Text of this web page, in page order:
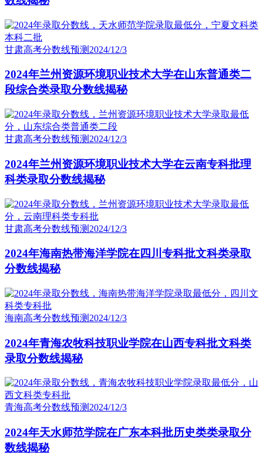
甘肃高考分数线预测 2024/12/3
2024年兰州资源环境职业技术大学在山东普通类二
段综合类录取分数线揭秘
甘肃高考分数线预测 2024/12/3
2024年兰州资源环境职业技术大学在云南专科批理
科类录取分数线揭秘
甘肃高考分数线预测 2024/12/3
2024年海南热带海洋学院在四川专科批文科类录取
分数线揭秘
海南高考分数线预测 2024/12/3
2024年青海农牧科技职业学院在山西专科批文科类
录取分数线揭秘
青海高考分数线预测 2024/12/3
2024年天水师范学院在广东本科批历史类类录取分
数线揭秘